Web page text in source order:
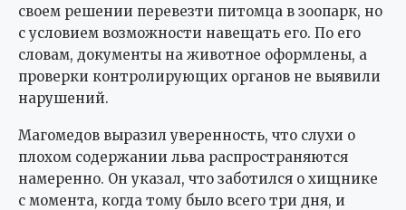
своем решении перевезти питомца в зоопарк, но
с условием возможности навещать его. По его
словам, документы на животное оформлены, а
проверки контролирующих органов не выявили
нарушений.
Магомедов выразил уверенность, что слухи о
плохом содержании льва распространяются
намеренно. Он указал, что заботился о хищнике
с момента, когда тому было всего три дня, и